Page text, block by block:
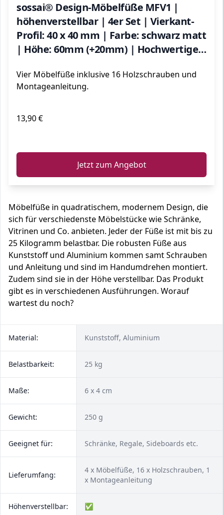
sossai® Design-Möbelfüße MFV1 |
höhenverstellbar | 4er Set | Vierkant-
Profil: 40 x 40 mm | Farbe: schwarz matt
| Höhe: 60mm (+20mm) | Hochwertige
Vier Möbelfüße inklusive 16 Holzschrauben und
Montageanleitung.
13,90 €
Jetzt zum Angebot
Möbelfüße in quadratischem, modernem Design, die
sich für verschiedenste Möbelstücke wie Schränke,
Vitrinen und Co. anbieten. Jeder der Füße ist mit bis zu
25 Kilogramm belastbar. Die robusten Füße aus
Kunststoff und Aluminium kommen samt Schrauben
und Anleitung und sind im Handumdrehen montiert.
Zudem sind sie in der Höhe verstellbar. Das Produkt
gibt es in verschiedenen Ausführungen. Worauf
wartest du noch?
Material: Kunststoff, Aluminium
Belastbarkeit: 25 kg
Maße: 6 x 4 cm
Gewicht: 250 g
Geeignet für: Schränke, Regale, Sideboards etc.
Lieferumfang:
4 x Möbelfüße, 16 x Holzschrauben, 1
x Montageanleitung
Höhenverstellbar: ✅